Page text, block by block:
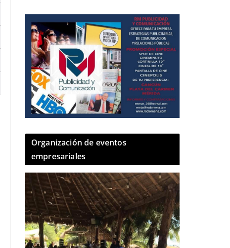
Organización de eventos
empresariales